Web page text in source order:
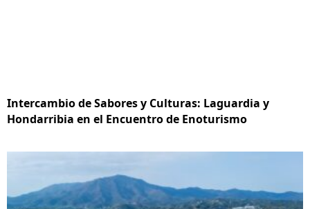
Intercambio de Sabores y Culturas: Laguardia y
Hondarribia en el Encuentro de Enoturismo